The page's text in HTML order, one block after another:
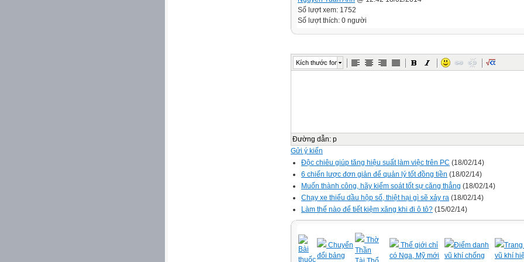
Số lượt xem: 1752
Số lượt thích: 0 người
Kích thước font
Đường dẫn: p
Gửi ý kiến
Độc chiêu giúp tăng hiệu suất làm việc trên PC (18/02/14)
6 chiến lược đơn giản để quản lý tốt đồng tiền (18/02/14)
Muốn thành công, hãy kiểm soát tốt sự căng thẳng (18/02/14)
Chạy xe thiếu dầu hộp số, thiệt hại gì sẽ xảy ra (18/02/14)
Làm thế nào để tiết kiệm xăng khi đi ô tô? (15/02/14)
Bài
thuốc
Chuyển
đổi bảng
Thờ
Thần
Thế giới chỉ
có Nga, Mỹ mới
Điểm danh
vũ khí chống
Trang
vũ khí